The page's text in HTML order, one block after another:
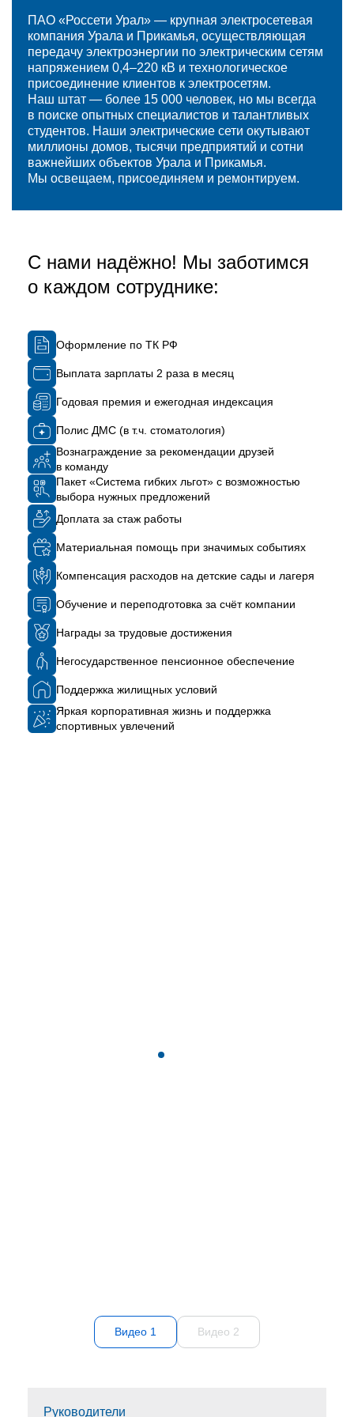
ПАО «Россети Урал» — крупная электросетевая
компания Урала и Прикамья, осуществляющая
передачу электроэнергии по электрическим сетям
напряжением 0,4–220 кВ и технологическое
присоединение клиентов к электросетям.
Наш штат — более 15 000 человек, но мы всегда
в поиске опытных специалистов и талантливых
студентов. Наши электрические сети окутывают
миллионы домов, тысячи предприятий и сотни
важнейших объектов Урала и Прикамья.
Мы освещаем, присоединяем и ремонтируем.
С нами надёжно! Мы заботимся
о каждом сотруднике:
Оформление по ТК РФ
Выплата зарплаты 2 раза в месяц
Годовая премия и ежегодная индексация
Полис ДМС (в т.ч. стоматология)
Вознаграждение за рекомендации друзей
в команду
Пакет «Система гибких льгот» с возможностью
выбора нужных предложений
Доплата за стаж работы
Материальная помощь при значимых событиях
Компенсация расходов на детские сады и лагеря
Обучение и переподготовка за счёт компании
Награды за трудовые достижения
Негосударственное пенсионное обеспечение
Поддержка жилищных условий
Яркая корпоративная жизнь и поддержка
спортивных увлечений
Видео 1 Видео 2
Руководители